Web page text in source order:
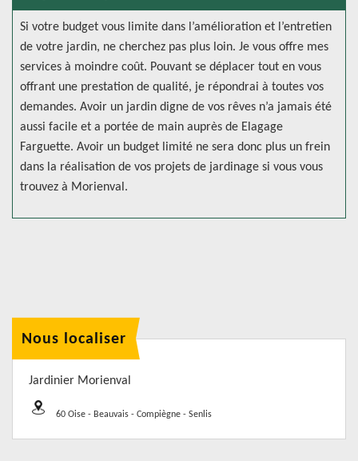
Si votre budget vous limite dans l’amélioration et l’entretien
de votre jardin, ne cherchez pas plus loin. Je vous offre mes
services à moindre coût. Pouvant se déplacer tout en vous
offrant une prestation de qualité, je répondrai à toutes vos
demandes. Avoir un jardin digne de vos rêves n’a jamais été
aussi facile et a portée de main auprès de Elagage
Farguette. Avoir un budget limité ne sera donc plus un frein
dans la réalisation de vos projets de jardinage si vous vous
trouvez à Morienval.
Nous localiser
Jardinier Morienval
60 Oise - Beauvais - Compiègne - Senlis